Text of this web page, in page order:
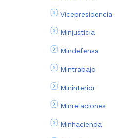
Vicepresidencia
Minjusticia
Mindefensa
Mintrabajo
Mininterior
Minrelaciones
Minhacienda